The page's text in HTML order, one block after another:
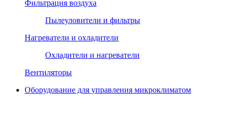
Фильтрация воздуха
Пылеуловители и фильтры
Нагреватели и охладители
Охладители и нагреватели
Вентиляторы
Оборудование для управления микроклиматом